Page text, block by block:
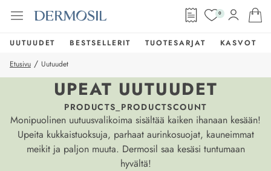
0
UUTUUDET BESTSELLERIT TUOTESARJAT
KASVOT
Etusivu / Uutuudet
UPEAT UUTUUDET
PRODUCTS_PRODUCTSCOUNT
Monipuolinen uutuusvalikoima sisältää kaiken ihanaan kesään!
Upeita kukkaistuoksuja, parhaat aurinkosuojat, kauneimmat
meikit ja paljon muuta. Dermosil saa kesäsi tuntumaan
hyvältä!